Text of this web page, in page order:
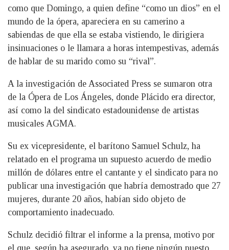
como que Domingo, a quien define “como un dios” en el
mundo de la ópera, apareciera en su camerino a
sabiendas de que ella se estaba vistiendo, le dirigiera
insinuaciones o le llamara a horas intempestivas, además
de hablar de su marido como su “rival”.
A la investigación de Associated Press se sumaron otra
de la Ópera de Los Ángeles, donde Plácido era director,
así como la del sindicato estadounidense de artistas
musicales AGMA.
Su ex vicepresidente, el barítono Samuel Schulz, ha
relatado en el programa un supuesto acuerdo de medio
millón de dólares entre el cantante y el sindicato para no
publicar una investigación que habría demostrado que 27
mujeres, durante 20 años, habían sido objeto de
comportamiento inadecuado.
Schulz decidió filtrar el informe a la prensa, motivo por
el que, según ha asegurado, ya no tiene ningún puesto